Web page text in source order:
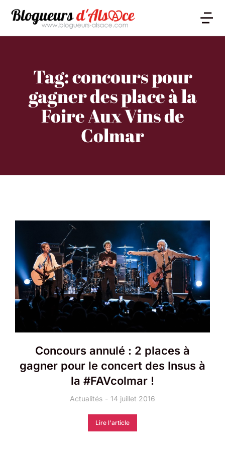
Tag: concours pour
gagner des place à la
Foire Aux Vins de
Colmar
Concours annulé : 2 places à
gagner pour le concert des Insus à
la #FAVcolmar !
Actualités 14 juillet 2016
Lire l'article